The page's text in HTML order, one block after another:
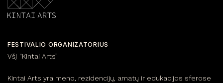
FESTIVALIO ORGANIZATORIUS
VšĮ “Kintai Arts”
Kintai Arts yra meno, rezidencijų, amatų ir edukacijos sferose